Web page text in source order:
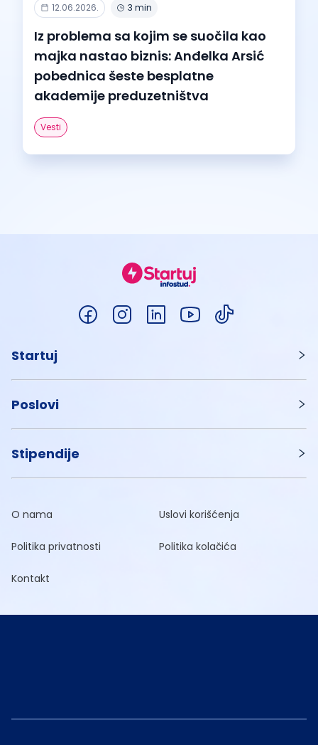
12.06.2026. 3 min
Iz problema sa kojim se suočila kao
majka nastao biznis: Anđelka Arsić
pobednica šeste besplatne
akademije preduzetništva
Vesti
Startuj
Poslovi
Stipendije
O nama Uslovi korišćenja
Politika privatnosti Politika kolačića
Kontakt